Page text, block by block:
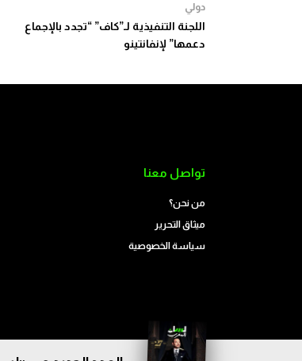
دولي
اللجنة التنفيذية لـ”كاف” “تجدد بالإجماع
دعمها” لإنفانتينو
تواصل معنا
من نحن؟
ميثاق التحرير
سياسة الخصوصية